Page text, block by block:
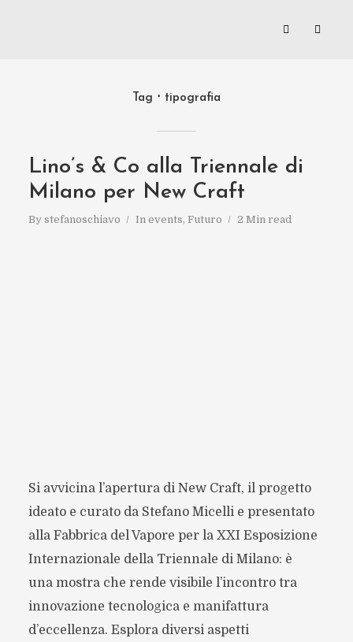
Tag tipografia
Lino’s & Co alla Triennale di
Milano per New Craft
By stefanoschiavo In events, Futuro 2 Min read
Si avvicina l’apertura di New Craft, il progetto
ideato e curato da Stefano Micelli e presentato
alla Fabbrica del Vapore per la XXI Esposizione
Internazionale della Triennale di Milano: è
una mostra che rende visibile l’incontro tra
innovazione tecnologica e manifattura
d’eccellenza. Esplora diversi aspetti